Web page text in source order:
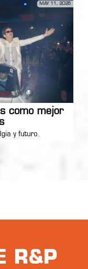
MAY 11, 2026
como mejor
y futuro.
R&P